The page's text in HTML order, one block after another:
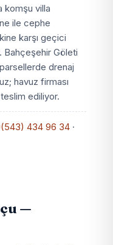
komşu villa
ile cephe
karşı geçici
Bahçeşehir Göleti
drenaj
havuz firması
ediliyor.
434 96 34 ·
—